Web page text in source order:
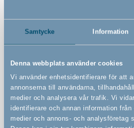
Samtycke Information
Denna webbplats använder cookies
Vi använder enhetsidentifierare för att
annonserna till användarna,
medier och analysera vår trafik. Vi
identifierare och annan information
medier och annons- och analysföretag
Varningar
Funktioner